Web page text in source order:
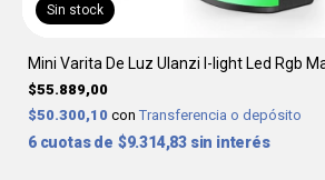
Sin stock
Mini Varita De Luz Ulanzi I-light Led Rgb
$55.889,00
$50.300,10 con Transferencia o depósito
6 $9.314,83 sin interés